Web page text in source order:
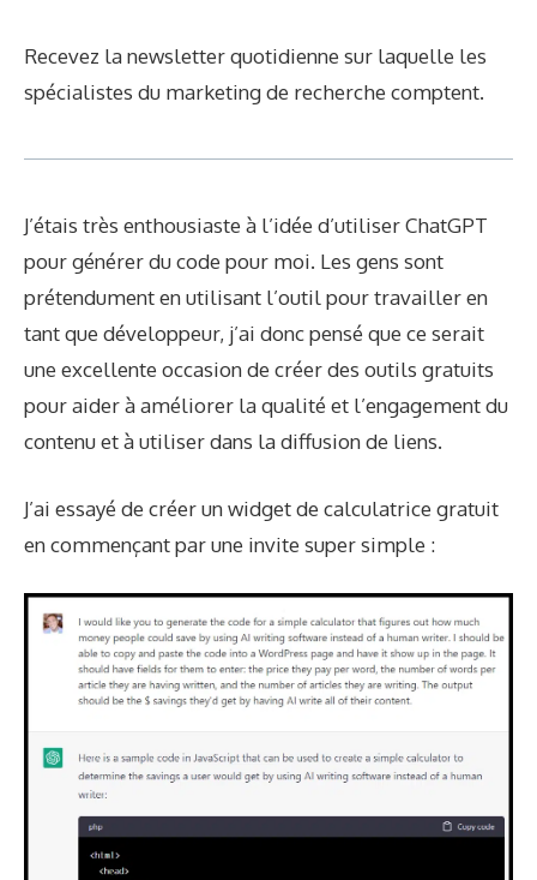
Recevez la newsletter quotidienne sur laquelle les
spécialistes du marketing de recherche comptent.
J’étais très enthousiaste à l’idée d’utiliser ChatGPT
pour générer du code pour moi. Les gens sont
prétendumenten utilisant l’outil pour travailler en
tant que développeur, j’ai donc pensé que ce serait
une excellente occasion de créer des outils gratuits
pour aider à améliorer la qualité et l’engagement du
contenu et à utiliser dans la diffusion de liens.
J’ai essayé de créer un widget de calculatrice gratuit
en commençant par une invite super simple :